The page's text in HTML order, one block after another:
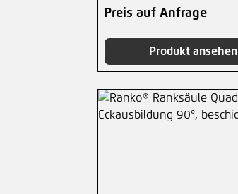
Preis auf Anfrage
Produkt ansehen